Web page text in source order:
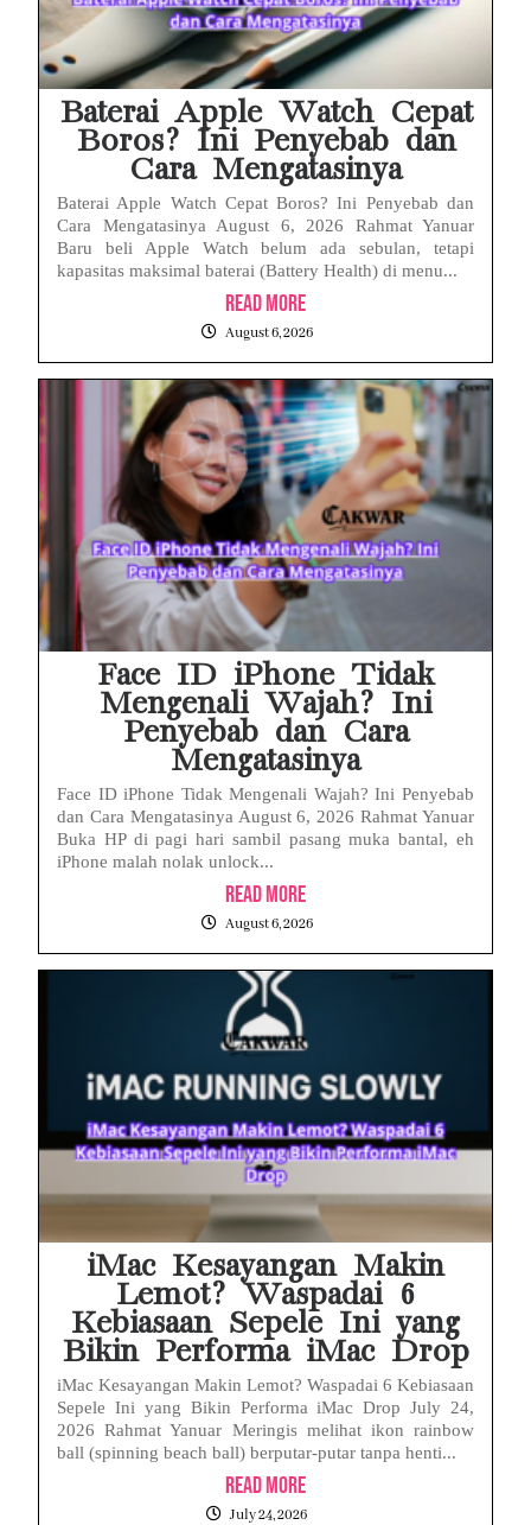
Baterai Apple Watch Cepat
Boros? Ini Penyebab dan
Cara Mengatasinya
Baterai Apple Watch Cepat Boros? Ini Penyebab dan
Cara Mengatasinya August 6, 2026 Rahmat Yanuar
Baru beli Apple Watch belum ada sebulan, tetapi
kapasitas maksimal baterai (Battery Health) di menu...
Read More
August 6, 2026
Face ID iPhone Tidak
Mengenali Wajah? Ini
Penyebab dan Cara
Mengatasinya
Face ID iPhone Tidak Mengenali Wajah? Ini Penyebab
dan Cara Mengatasinya August 6, 2026 Rahmat Yanuar
Buka HP di pagi hari sambil pasang muka bantal, eh
iPhone malah nolak unlock...
Read More
August 6, 2026
iMac Kesayangan Makin
Lemot? Waspadai 6
Kebiasaan Sepele Ini yang
Bikin Performa iMac Drop
iMac Kesayangan Makin Lemot? Waspadai 6 Kebiasaan
Sepele Ini yang Bikin Performa iMac Drop July 24,
2026 Rahmat Yanuar Meringis melihat ikon rainbow
ball (spinning beach ball) berputar-putar tanpa henti...
Read More
July 24, 2026